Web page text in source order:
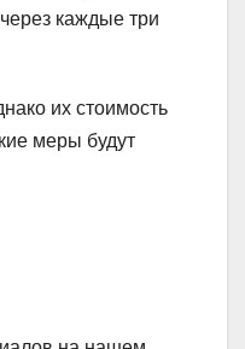
каждые три
их стоимость
меры будут